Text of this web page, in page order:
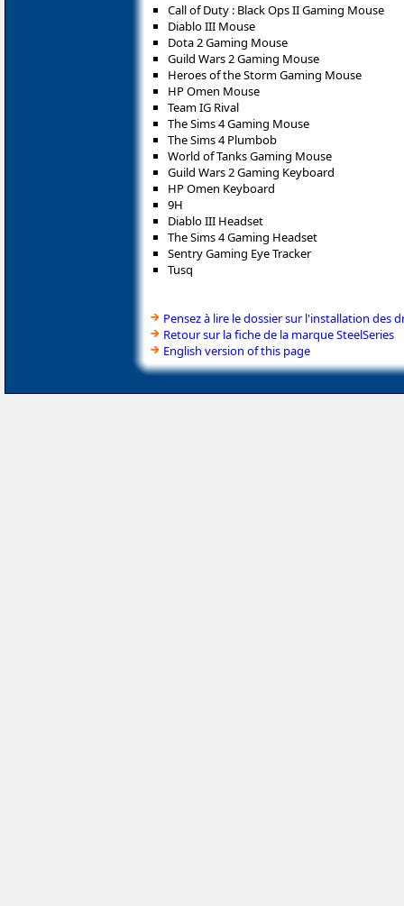
Call of Duty : Black Ops II Gaming Mouse
Diablo III Mouse
Dota 2 Gaming Mouse
Guild Wars 2 Gaming Mouse
Heroes of the Storm Gaming Mouse
HP Omen Mouse
Team IG Rival
The Sims 4 Gaming Mouse
The Sims 4 Plumbob
World of Tanks Gaming Mouse
Guild Wars 2 Gaming Keyboard
HP Omen Keyboard
9H
Diablo III Headset
The Sims 4 Gaming Headset
Sentry Gaming Eye Tracker
Tusq
Pensez à lire le dossier sur l'installation des
Retour sur la fiche de la marque SteelSeries
English version of this page